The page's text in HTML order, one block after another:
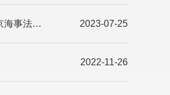
刘茂通律师参加南京海事法院特邀调解员培训 2023-07-25
2022-11-26